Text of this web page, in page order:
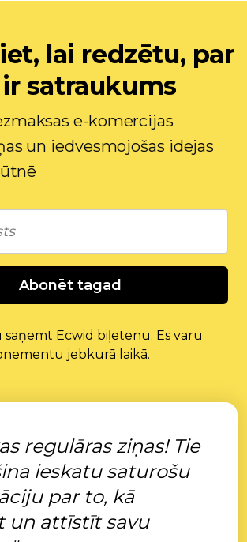
lai redzētu, par
satraukums
e-komercijas
un iedvesmojošas idejas
Abonēt tagad
saņemt Ecwid biļetenu. Es varu
jebkurā laikā.
regulāras ziņas! Tie
ieskatu saturošu
par to, kā
un attīstīt savu